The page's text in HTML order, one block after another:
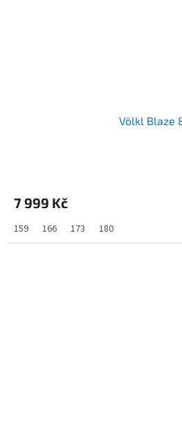
Völkl Blaze
7 999 Kč
159 166 173 180